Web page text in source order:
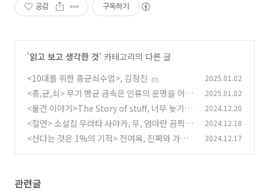
공감 구독하기
'읽고 보고 생각한 것' 카테고리의 다른 글
<10대를 위한 총균쇠수업>, 김정진
(0) 2025.01.02
<총,균,쇠> 무기 병균 금속은 인류의 운명을 어떻
게 바꿨는가, 제레드 다이아몬드 (0)
2025.01.02
<물건 이야기>The Story of stuff, 너무 늦기 전
에 알아야 할 물건 이야기, 애니레너드 (0)
2024.12.20
<절연> 소설집 무라타 사야카, 무, 엄마란 끔찍한
존재에 대하여 (0)
2024.12.18
<산다는 것은 1%의 기적> 전여옥, 진짜와 가짜,
2024.12.17
관련글